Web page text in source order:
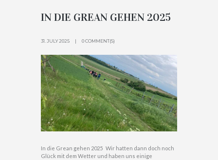
IN DIE GREAN GEHEN 2025
31. JULY 2025 0 COMMENT(S)
In die Grean gehen 2025 Wir hatten dann doch noch
Glück mit dem Wetter und haben uns einige